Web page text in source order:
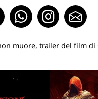
muore, trailer del film di